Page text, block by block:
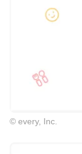
© every, Inc.